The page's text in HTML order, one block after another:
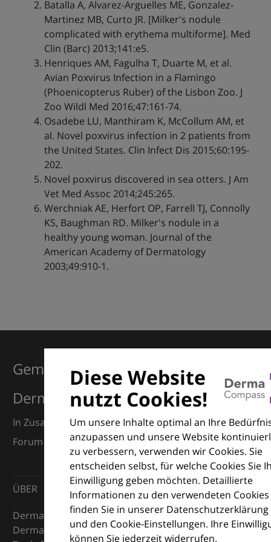
Batalla A, Alvarez-Arguelles ME, Gonzalez-
Martinez MB, Curto JR. [Milker's nodule
complicated with erythema multiforme]. Med
Clin (Barc) 2013;141:e5.
Henriques AM, Fagulha T, Duarte M, et al.
Avian Poxvirus Infection in a Flamingo
(Phoenicopterus Ruber) of the Lisbon Zoo. J
Zoo Wildl Med 2016;47:161-74.
Osadebe LU, Manthiram K, McCollum AM, et
al. Novel poxvirus infection in 2 patients from
the United States. Clin Infect Dis 2015;60:195-
202.
Novel poxvirus discovered in sea otters. J Am
Vet Med Assoc 2014;245:265.
Werchniak AE, Herfort OP, Farrell TJ, Connolly
KS, Baughman RD. Milker's nodule in a
healthy young woman. Journal of the
American Academy of Dermatology
2003;49:910-1.
Diese Website
nutzt Cookies!
Um unsere Inhalte optimal an Ihre
anzupassen und unsere Website
zu verbessern, verwenden wir Cookies. Sie
entscheiden selbst, für welche Cookies Sie
Einwilligung geben möchten. Detaillierte
Informationen zu den verwendeten Cookies
finden Sie in unserer Datenschutzerklärung
und den Cookie-Einstellungen. Ihre
können Sie jederzeit widerrufen.
Gemeinsam für Exzellenz in der
Dermatologie
In Zusammenarbeit mit dem European Dermatology
Forum (EDF) und Euroderm Excellence
ÜBER
DermaCompass ist Ihr digitaler Kompass für die
Dermatologie – mit Wissen, Bildern und praktischen